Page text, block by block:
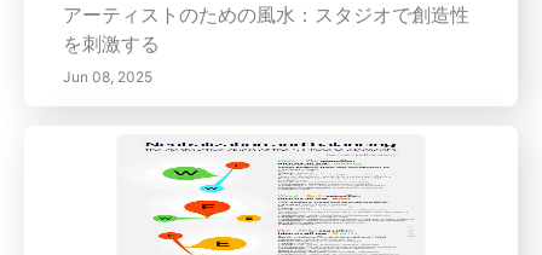
アーティストのための風水：スタジオで創造性
を刺激する
Jun 08, 2025